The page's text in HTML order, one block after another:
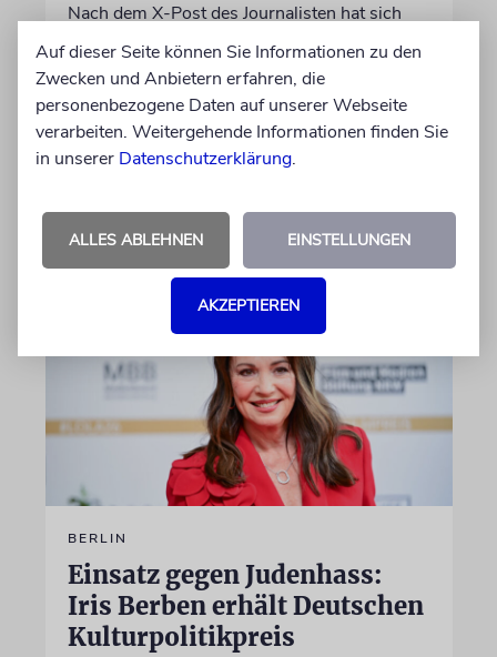
Nach dem X-Post des Journalisten hat sich
Felix Schotland, Vorstand der Synagogen-
Gemeinde Köln, an WDR-
Programmdirektorin Andrea Schafarczyk
gewandt. Wir dokumentieren das Schreiben
im Wortlaut
von Felix Schotland
07.08.2026
BERLIN
Einsatz gegen Judenhass:
Iris Berben erhält Deutschen
Kulturpolitikpreis
Auf dieser Seite können Sie Informationen zu den
Zwecken und Anbietern erfahren, die
personenbezogene Daten auf unserer Webseite
verarbeiten. Weitergehende Informationen finden Sie
in unserer Datenschutzerklärung.
ALLES ABLEHNEN EINSTELLUNGEN
AKZEPTIEREN